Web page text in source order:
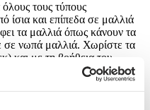
τους τύπους
ίσια και επίπεδα σε μαλλιά
τα μαλλιά όπως κάνουν τα
νωπά μαλλιά. Χωρίστε τα
και με τη βοήθεια του
μέσα σε ένα roller. Στη
ή, σε περίπτωση
και αφαιρέστε τα